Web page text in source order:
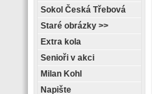
Sokol Česká Třebová
Staré obrázky >>
Extra kola
Senioři v akci
Milan Kohl
Napište